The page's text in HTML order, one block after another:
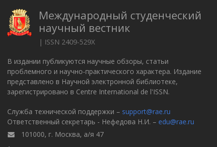
Международный студенческий
научный вестник
| ISSN 2409-529X
В издании публикуются научные обзоры, статьи
проблемного и научно-практического характера. Издание
представлено в Научной электронной библиотеке,
зарегистрировано в Centre International de l'ISSN.
Служба технической поддержки – support@rae.ru
Ответственный секретарь - Нефедова Н.И. – edu@rae.ru
101000, г. Москва, а/я 47